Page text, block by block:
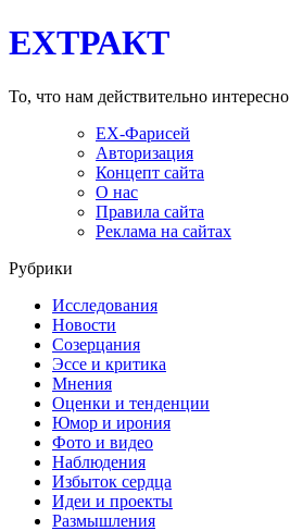
EXТРАКТ
То, что нам действительно интересно
EX-Фарисей
Авторизация
Концепт сайта
О нас
Правила сайта
Реклама на сайтах
Рубрики
Исследования
Новости
Созерцания
Эссе и критика
Мнения
Оценки и тенденции
Юмор и ирония
Фото и видео
Наблюдения
Избыток сердца
Идеи и проекты
Размышления